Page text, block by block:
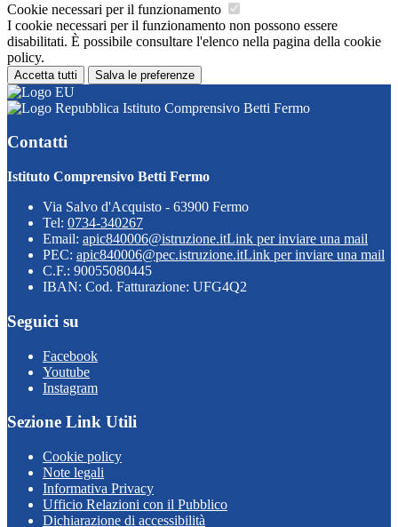
Cookie necessari per il funzionamento
I cookie necessari per il funzionamento non possono essere
disabilitati. È possibile consultare l'elenco nella pagina della cookie
policy.
Accetta tutti Salva le preferenze
Istituto Comprensivo Betti Fermo
Contatti
Istituto Comprensivo Betti Fermo
Via Salvo d'Acquisto - 63900 Fermo
Tel: 0734-340267
Email: apic840006@istruzione.itLink per inviare una mail
PEC: apic840006@pec.istruzione.itLink per inviare una mail
C.F.: 90055080445
IBAN: Cod. Fatturazione: UFG4Q2
Seguici su
Facebook
Youtube
Instagram
Sezione Link Utili
Cookie policy
Note legali
Informativa Privacy
Ufficio Relazioni con il Pubblico
Dichiarazione di accessibilità